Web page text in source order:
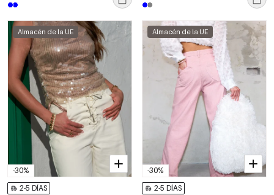
-30%
Almacén de la UE
2-5 DÍAS
-30%
Almacén de la UE
2-5 DÍAS